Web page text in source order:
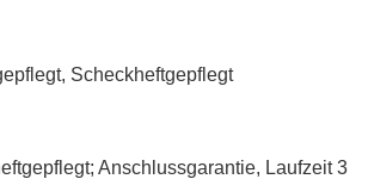
Scheckheftgepflegt
Anschlussgarantie, Laufzeit 3